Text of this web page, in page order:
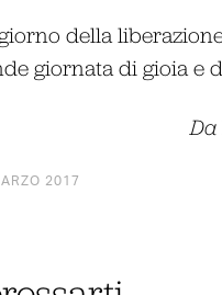
della
giornata di gioia e di
Da
2017